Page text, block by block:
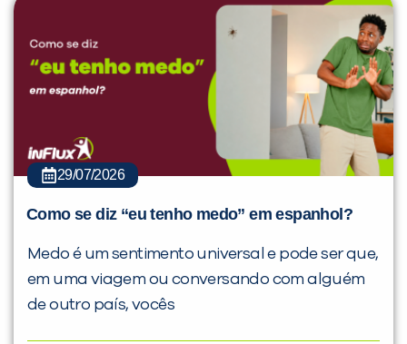
29/07/2026
Como se diz “eu tenho medo” em espanhol?
Medo é um sentimento universal e pode ser que,
em uma viagem ou conversando com alguém
de outro país, vocês